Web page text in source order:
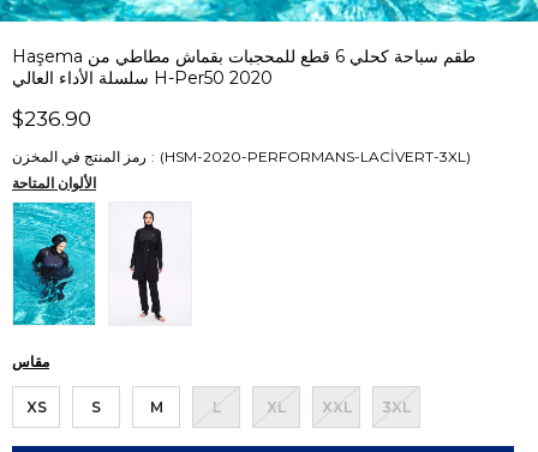
Haşema طقم سباحة كحلي 6 قطع للمحجبات بقماش مطاطي من
سلسلة الأداء العالي H-Per50 2020
$236.90
رمز المنتج في المخزن
(HSM-2020-PERFORMANS-LACİVERT-3XL)
الألوان المتاحة
مقاس
XS S M L XL XXL 3XL